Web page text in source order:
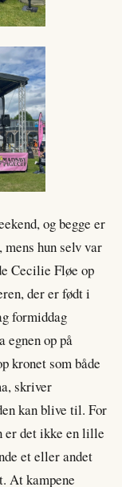
og begge er
hun selv var
Cecilie Fløe op
der er født i
formiddag
egnen op på
kronet som både
skriver
kan blive til. For
er det ikke en lille
et eller andet
At kampene